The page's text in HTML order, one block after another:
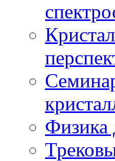
Физика